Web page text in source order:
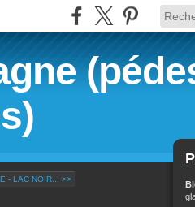
- LAC NOIR... >>